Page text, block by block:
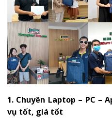
1. Chuyên Laptop – PC –
vụ tốt, giá tốt